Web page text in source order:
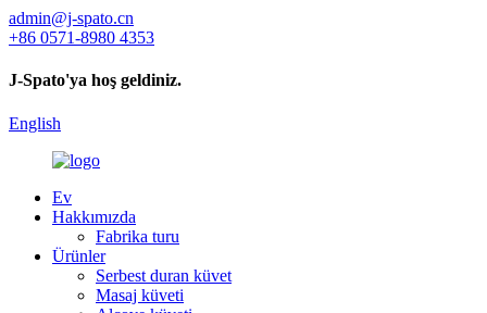
admin@j-spato.cn
+86 0571-8980 4353
J-Spato'ya hoş geldiniz.
English
Ev
Hakkımızda
Fabrika turu
Ürünler
Serbest duran küvet
Masaj küveti